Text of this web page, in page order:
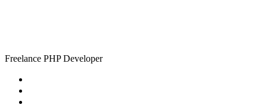
Freelance PHP Developer